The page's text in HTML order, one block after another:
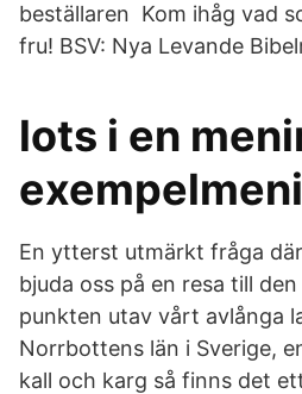
beställaren Kom ihåg vad
fru! BSV: Nya Levande
lots i en
En ytterst utmärkt fråga
bjuda oss på en resa till
punkten utav vårt avlånga
Norrbottens län i Sverige,
kall och karg så finns det